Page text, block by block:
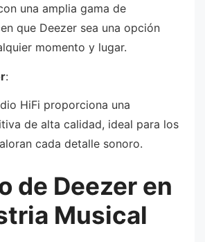
una amplia gama de
que Deezer sea una opción
momento y lugar.
:
HiFi proporciona una
de alta calidad, ideal para los
cada detalle sonoro.
de Deezer en
Musical